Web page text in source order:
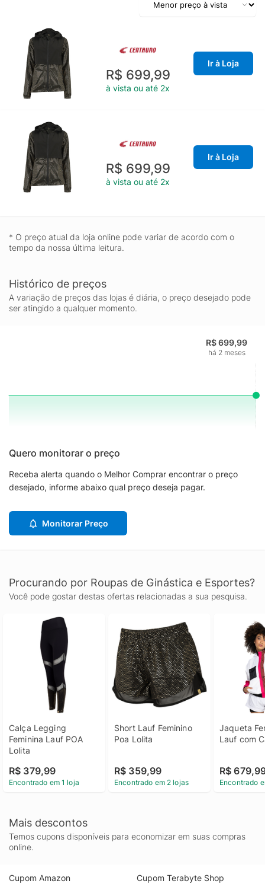
R$ 699,99
à vista ou até 2x
Ir à Loja
R$ 699,99
à vista ou até 2x
Ir à Loja
* O preço atual da loja online pode variar de acordo com o
tempo da nossa última leitura.
Histórico de preços
A variação de preços das lojas é diária, o preço desejado pode
ser atingido a qualquer momento.
R$ 699,99
há 2 meses
Quero monitorar o preço
Receba alerta quando o Melhor Comprar encontrar o preço
desejado, informe abaixo qual preço deseja pagar.
Monitorar Preço
Procurando por Roupas de Ginástica e Esportes?
Você pode gostar destas ofertas relacionadas a sua pesquisa.
Calça Legging
Feminina Lauf POA
Lolita
R$ 379,99
Encontrado em 1 loja
Short Lauf Feminino
Poa Lolita
R$ 359,99
Encontrado em 2 lojas
Jaqueta
Lauf com
R$
Encontrado
Mais descontos
Temos cupons disponíveis para economizar em suas compras
online.
Cupom Amazon
Cupom Terabyte Shop